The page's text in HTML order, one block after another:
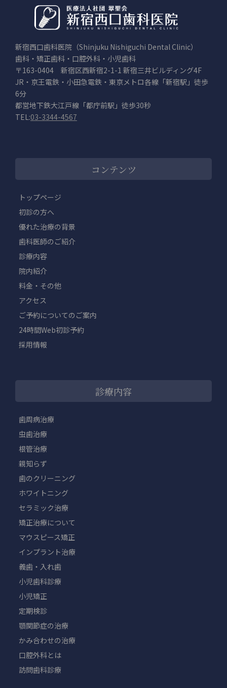
新宿西口歯科医院（Shinjuku Nishiguchi Dental Clinic）
歯科・矯正歯科・口腔外科・小児歯科
〒163-0404 新宿区西新宿2-1-1 新宿三井ビルディング4F
JR・京王電鉄・小田急電鉄・東京メトロ各線「新宿駅」徒歩
6分
都営地下鉄大江戸線「都庁前駅」徒歩30秒
TEL:03-3344-4567
コンテンツ
トップページ
初診の方へ
優れた治療の背景
歯科医師のご紹介
診療内容
院内紹介
料金・その他
アクセス
ご予約についてのご案内
24時間Web初診予約
採用情報
診療内容
歯周病治療
虫歯治療
根管治療
親知らず
歯のクリーニング
ホワイトニング
セラミック治療
矯正治療について
マウスピース矯正
インプラント治療
義歯・入れ歯
小児歯科診療
小児矯正
定期検診
顎関節症の治療
かみ合わせの治療
口腔外科とは
訪問歯科診療